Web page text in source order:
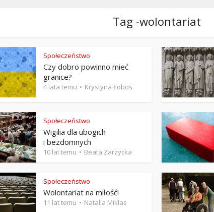
Tag -wolontariat
Społeczeństwo
Czy dobro powinno mieć
granice?
4 lata temu Krystyna Łobos
Społeczeństwo
Wigilia dla ubogich
i bezdomnych
10 lat temu Beata Zarzycka
Społeczeństwo
Wolontariat na miłość!
11 lat temu Natalia Miklas
Ewangelia i Ty – 29 grudnia
ks. Stefan Radziszewski